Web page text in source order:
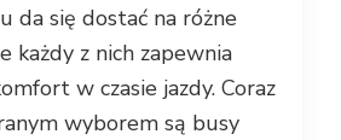
da się dostać na różne
każdy z nich zapewnia
w czasie jazdy. Coraz
wyborem są busy